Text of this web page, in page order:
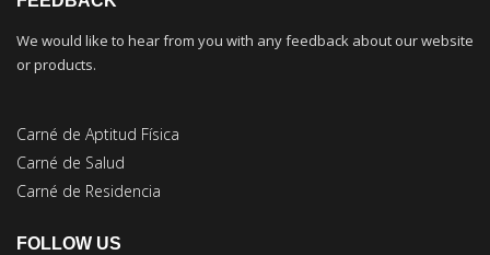
We would like to hear from you with any feedback about our website
or products.
Carné de Aptitud Física
Carné de Salud
Carné de Residencia
FOLLOW US